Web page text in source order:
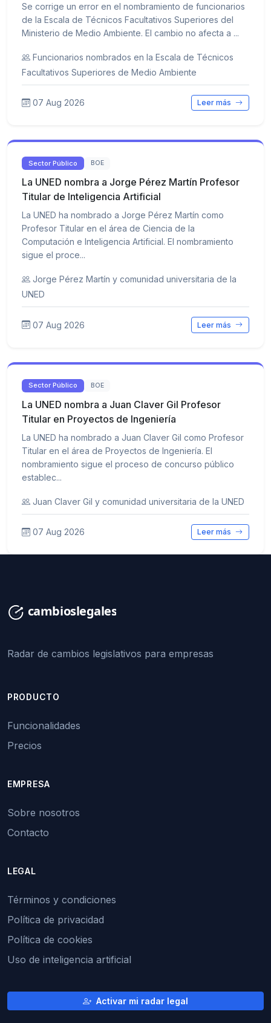
Se corrige un error en el nombramiento de funcionarios
de la Escala de Técnicos Facultativos Superiores del
Ministerio de Medio Ambiente. El cambio no afecta a ...
Funcionarios nombrados en la Escala de Técnicos
Facultativos Superiores de Medio Ambiente
07 Aug 2026 Leer más
Sector Público BOE
La UNED nombra a Jorge Pérez Martín Profesor
Titular de Inteligencia Artificial
La UNED ha nombrado a Jorge Pérez Martín como
Profesor Titular en el área de Ciencia de la
Computación e Inteligencia Artificial. El nombramiento
sigue el proce...
Jorge Pérez Martín y comunidad universitaria de la
UNED
07 Aug 2026 Leer más
Sector Público BOE
La UNED nombra a Juan Claver Gil Profesor
Titular en Proyectos de Ingeniería
La UNED ha nombrado a Juan Claver Gil como Profesor
Titular en el área de Proyectos de Ingeniería. El
nombramiento sigue el proceso de concurso público
establec...
Juan Claver Gil y comunidad universitaria de la UNED
07 Aug 2026 Leer más
Radar de cambios legislativos para empresas
PRODUCTO
Funcionalidades
Precios
EMPRESA
Sobre nosotros
Contacto
LEGAL
Términos y condiciones
Política de privacidad
Política de cookies
Uso de inteligencia artificial
Activar mi radar legal